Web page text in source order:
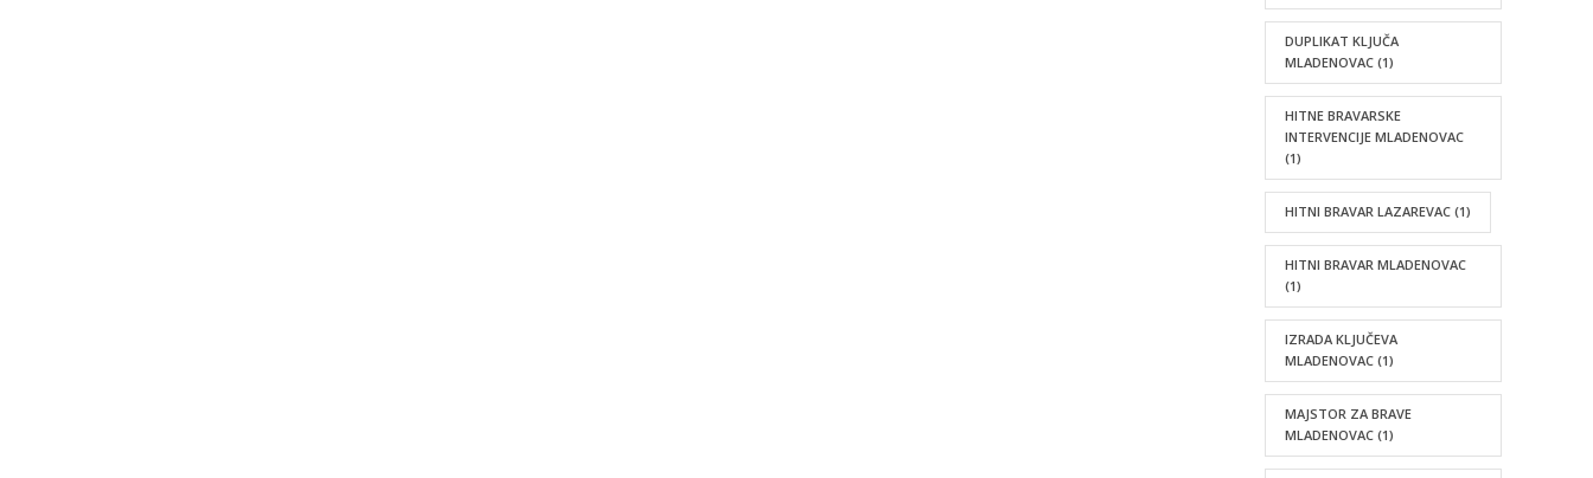
DUPLIKAT KLJUČA
MLADENOVAC (1)
HITNE BRAVARSKE
INTERVENCIJE MLADENOVAC
(1)
HITNI BRAVAR LAZAREVAC (1)
HITNI BRAVAR MLADENOVAC
(1)
IZRADA KLJUČEVA
MLADENOVAC (1)
MAJSTOR ZA BRAVE
MLADENOVAC (1)